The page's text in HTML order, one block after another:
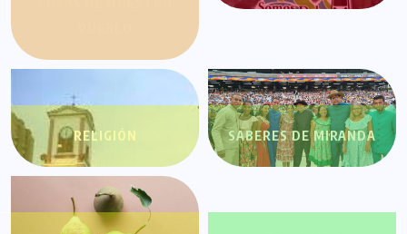
RELIGIÓN SABERES DE MIRANDA